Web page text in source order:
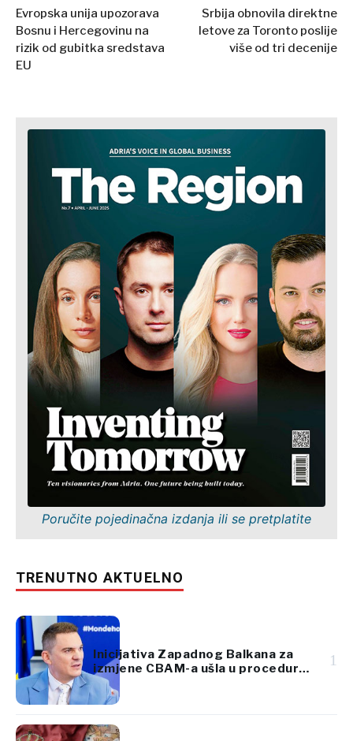
Evropska unija upozorava
Bosnu i Hercegovinu na
rizik od gubitka sredstava
EU
Srbija obnovila direktne
letove za Toronto poslije
više od tri decenije
Poručite pojedinačna izdanja ili se pretplatite
TRENUTNO AKTUELNO
Inicijativa Zapadnog Balkana za
izmjene CBAM-a ušla u proceduru
Evropskog parlamenta
1